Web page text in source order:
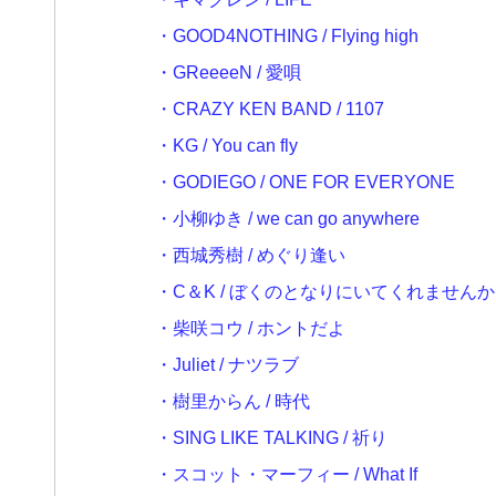
・GOOD4NOTHING / Flying high
・GReeeeN / 愛唄
・CRAZY KEN BAND / 1107
・KG / You can fly
・GODIEGO / ONE FOR EVERYONE
・小柳ゆき / we can go anywhere
・西城秀樹 / めぐり逢い
・C＆K / ぼくのとなりにいてくれません
・柴咲コウ / ホントだよ
・Juliet / ナツラブ
・樹里からん / 時代
・SING LIKE TALKING / 祈り
・スコット・マーフィー / What If